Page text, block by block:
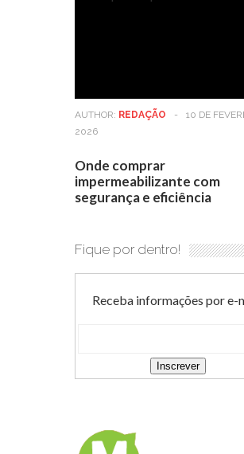
AUTHOR: REDAÇÃO -
10 DE
2026
Onde comprar
impermeabilizante com
segurança e eficiência
Fique por dentro!
Receba informações por e-